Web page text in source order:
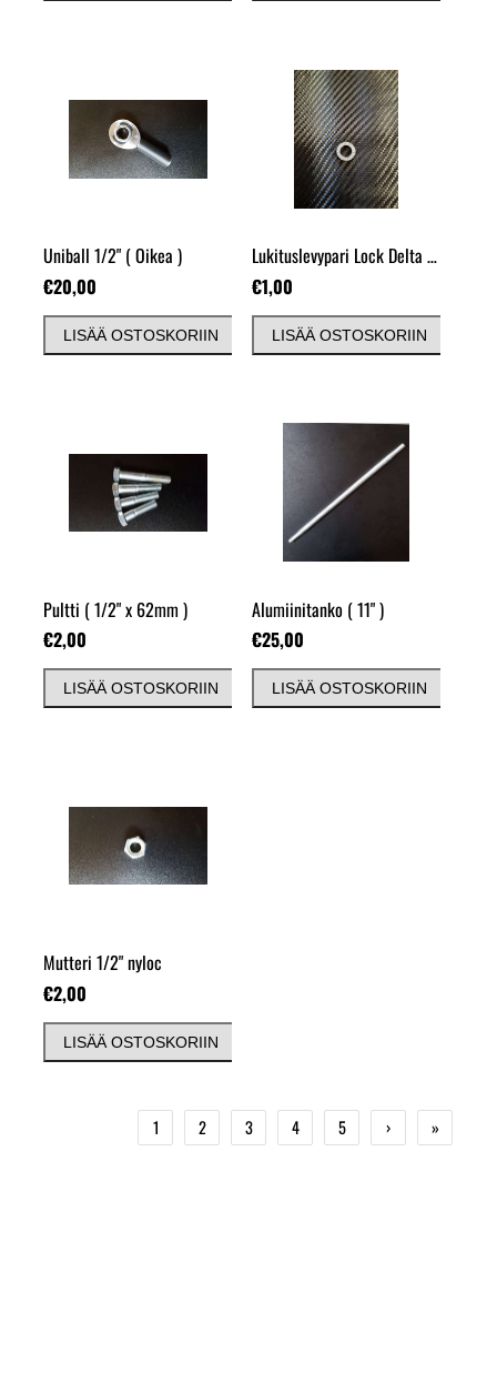
Uniball 1/2" ( Oikea )
€20,00
LISÄÄ OSTOSKORIIN
Lukituslevypari Lock Delta M8
€1,00
LISÄÄ OSTOSKORIIN
Pultti ( 1/2" x 62mm )
€2,00
LISÄÄ OSTOSKORIIN
Alumiinitanko( 11" )
€25,00
LISÄÄ OSTOSKORIIN
Mutteri 1/2" nyloc
€2,00
LISÄÄ OSTOSKORIIN
1 2 3 4 5 › »